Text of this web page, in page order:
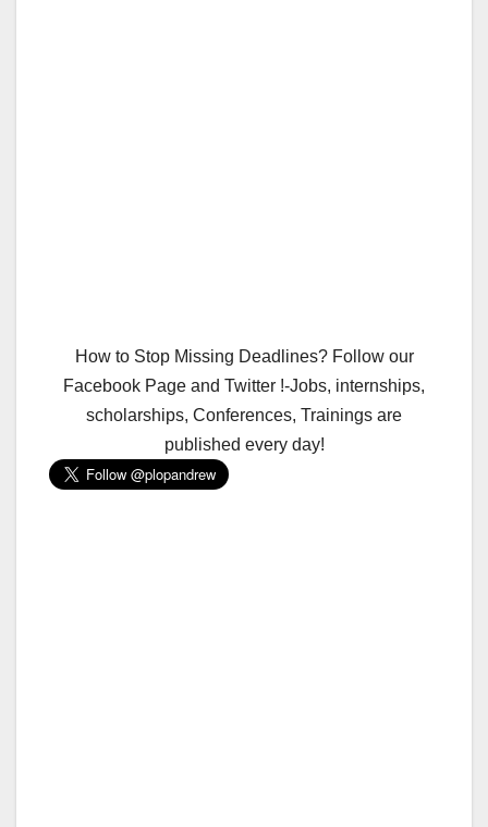
How to Stop Missing Deadlines? Follow our
Facebook Page and Twitter !-Jobs, internships,
scholarships, Conferences, Trainings are
published every day!